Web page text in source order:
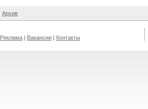
Архив
Реклама Вакансии Контакты